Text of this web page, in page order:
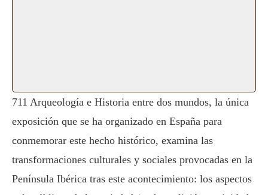
711 Arqueología e Historia entre dos mundos, la única
exposición que se ha organizado en España para
conmemorar este hecho histórico, examina las
transformaciones culturales y sociales provocadas en la
Península Ibérica tras este acontecimiento: los aspectos